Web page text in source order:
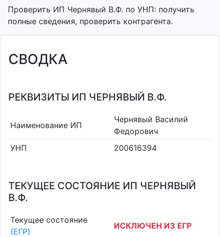
Проверить ИП Чернявый В.Ф. по УНП: получить
полные сведения, проверить контрагента.
СВОДКА
РЕКВИЗИТЫ ИП ЧЕРНЯВЫЙ В.Ф.
Наименование ИП
Чернявый Василий
Федорович
УНП
200616394
ТЕКУЩЕЕ СОСТОЯНИЕ ИП ЧЕРНЯВЫЙ
В.Ф.
Текущее состояние
(ЕГР)
ИСКЛЮЧЕН ИЗ ЕГР